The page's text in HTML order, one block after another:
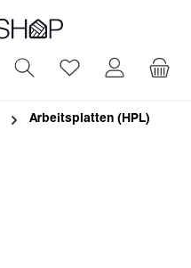
Du hast 0
Arbeitsplatten (HPL)